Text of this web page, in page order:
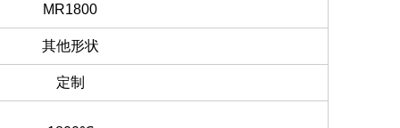
MR1800
其他形状
定制